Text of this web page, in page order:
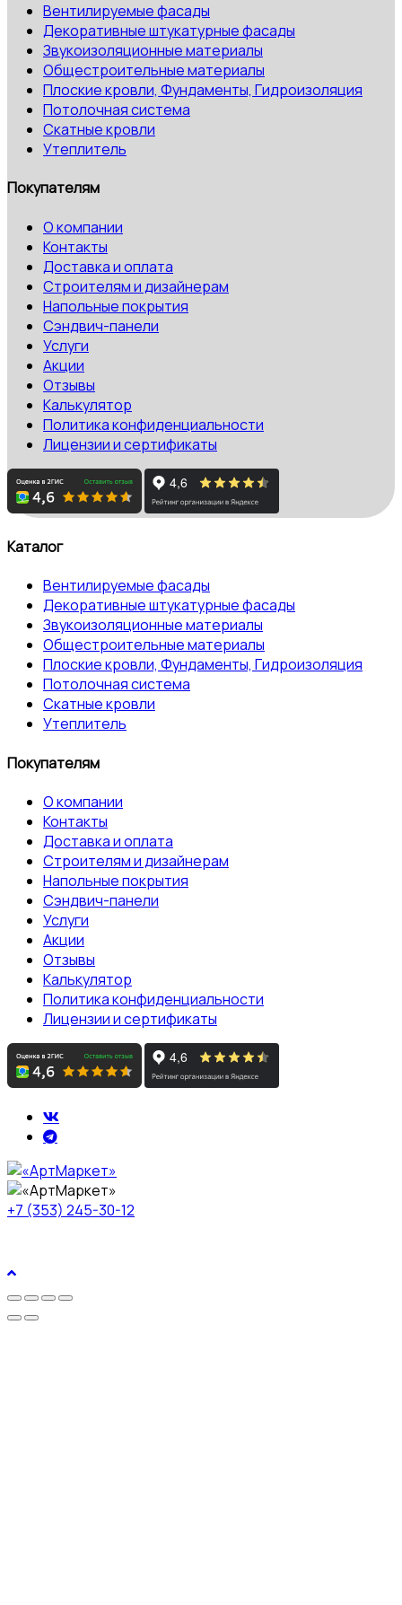
Вентилируемые фасады
Декоративные штукатурные фасады
Звукоизоляционные материалы
Общестроительные материалы
Плоские кровли, Фундаменты, Гидроизоляция
Потолочная система
Скатные кровли
Утеплитель
Покупателям
О компании
Контакты
Доставка и оплата
Строителям и дизайнерам
Напольные покрытия
Сэндвич-панели
Услуги
Акции
Отзывы
Калькулятор
Политика конфиденциальности
Лицензии и сертификаты
Каталог
Вентилируемые фасады
Декоративные штукатурные фасады
Звукоизоляционные материалы
Общестроительные материалы
Плоские кровли, Фундаменты, Гидроизоляция
Потолочная система
Скатные кровли
Утеплитель
Покупателям
О компании
Контакты
Доставка и оплата
Строителям и дизайнерам
Напольные покрытия
Сэндвич-панели
Услуги
Акции
Отзывы
Калькулятор
Политика конфиденциальности
Лицензии и сертификаты
+7 (353) 245-30-12